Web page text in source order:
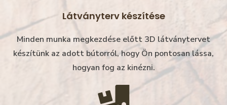
Látványterv készítése
Minden munka megkezdése előtt 3D látványtervet
készítünk az adott bútorról, hogy Ön pontosan lássa,
hogyan fog az kinézni.